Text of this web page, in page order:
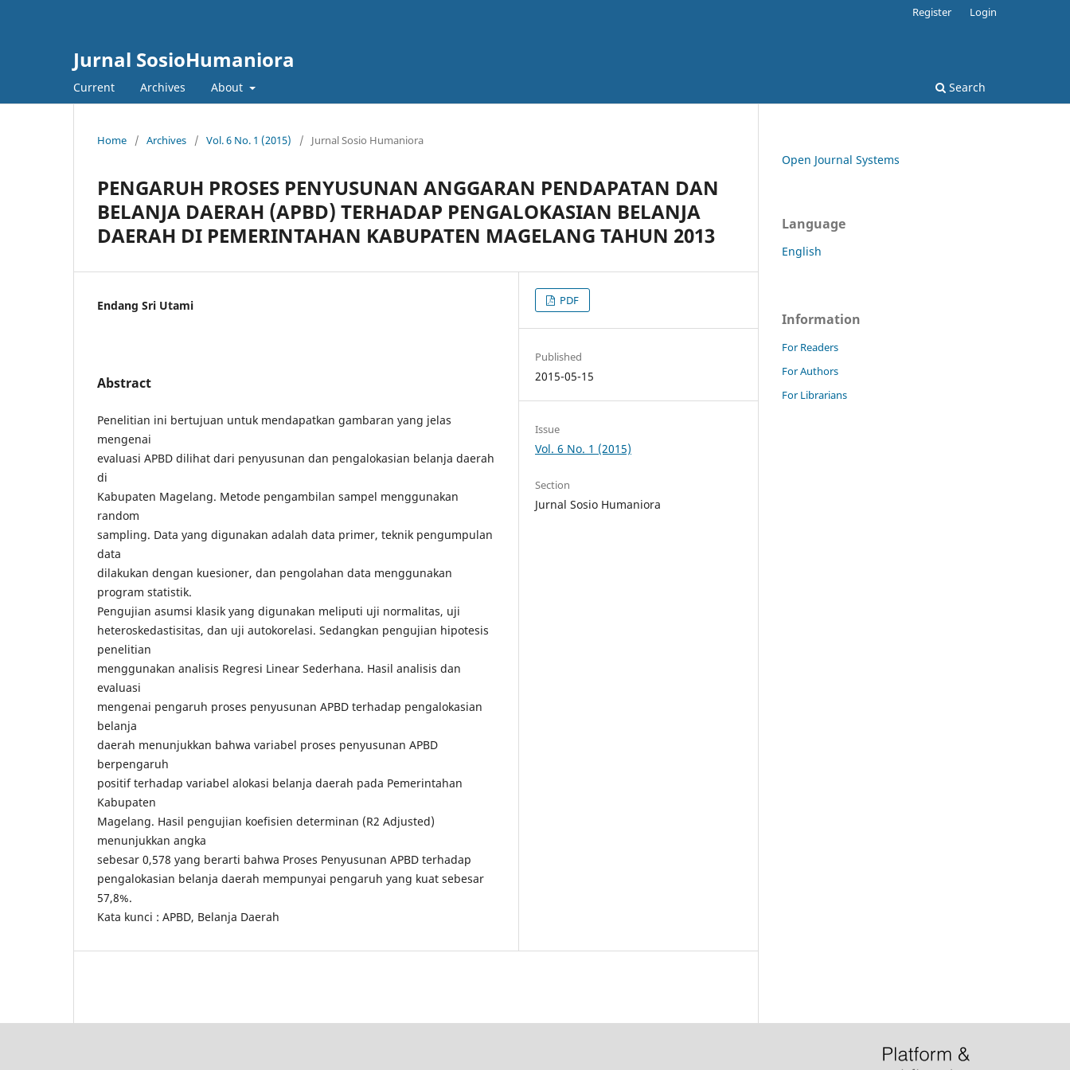
Jurnal SosioHumaniora
Current Archives About Search
Register Login
Home / Archives / Vol. 6 No. 1 (2015) / Jurnal Sosio Humaniora
PENGARUH PROSES PENYUSUNAN ANGGARAN PENDAPATAN DAN
BELANJA DAERAH (APBD) TERHADAP PENGALOKASIAN BELANJA
DAERAH DI PEMERINTAHAN KABUPATEN MAGELANG TAHUN 2013
Endang Sri Utami
Abstract
Penelitian ini bertujuan untuk mendapatkan gambaran yang jelas
mengenai
evaluasi APBD dilihat dari penyusunan dan pengalokasian belanja daerah
di
Kabupaten Magelang. Metode pengambilan sampel menggunakan
random
sampling. Data yang digunakan adalah data primer, teknik pengumpulan
data
dilakukan dengan kuesioner, dan pengolahan data menggunakan
program statistik.
Pengujian asumsi klasik yang digunakan meliputi uji normalitas, uji
heteroskedastisitas, dan uji autokorelasi. Sedangkan pengujian hipotesis
penelitian
menggunakan analisis Regresi Linear Sederhana. Hasil analisis dan
evaluasi
mengenai pengaruh proses penyusunan APBD terhadap pengalokasian
belanja
daerah menunjukkan bahwa variabel proses penyusunan APBD
berpengaruh
positif terhadap variabel alokasi belanja daerah pada Pemerintahan
Kabupaten
Magelang. Hasil pengujian koefisien determinan (R2 Adjusted)
menunjukkan angka
sebesar 0,578 yang berarti bahwa Proses Penyusunan APBD terhadap
pengalokasian belanja daerah mempunyai pengaruh yang kuat sebesar
57,8%.
Kata kunci : APBD, Belanja Daerah
PDF
Published
2015-05-15
Issue
Vol. 6 No. 1 (2015)
Section
Jurnal Sosio Humaniora
Open Journal Systems
Language
English
Information
For Readers
For Authors
For Librarians